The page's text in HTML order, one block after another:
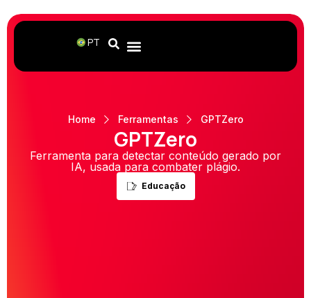
PT
Home Ferramentas GPTZero
GPTZero
Ferramenta para detectar conteúdo gerado por
IA, usada para combater plágio.
Educação